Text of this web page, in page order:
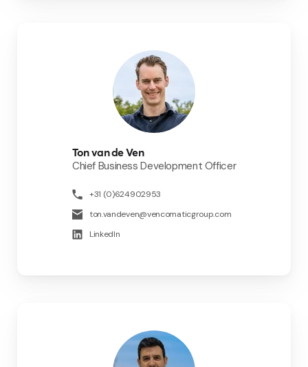
Ton van de Ven
Chief Business Development Officer
+31 (0)624902953
ton.vandeven@vencomaticgroup.com
LinkedIn